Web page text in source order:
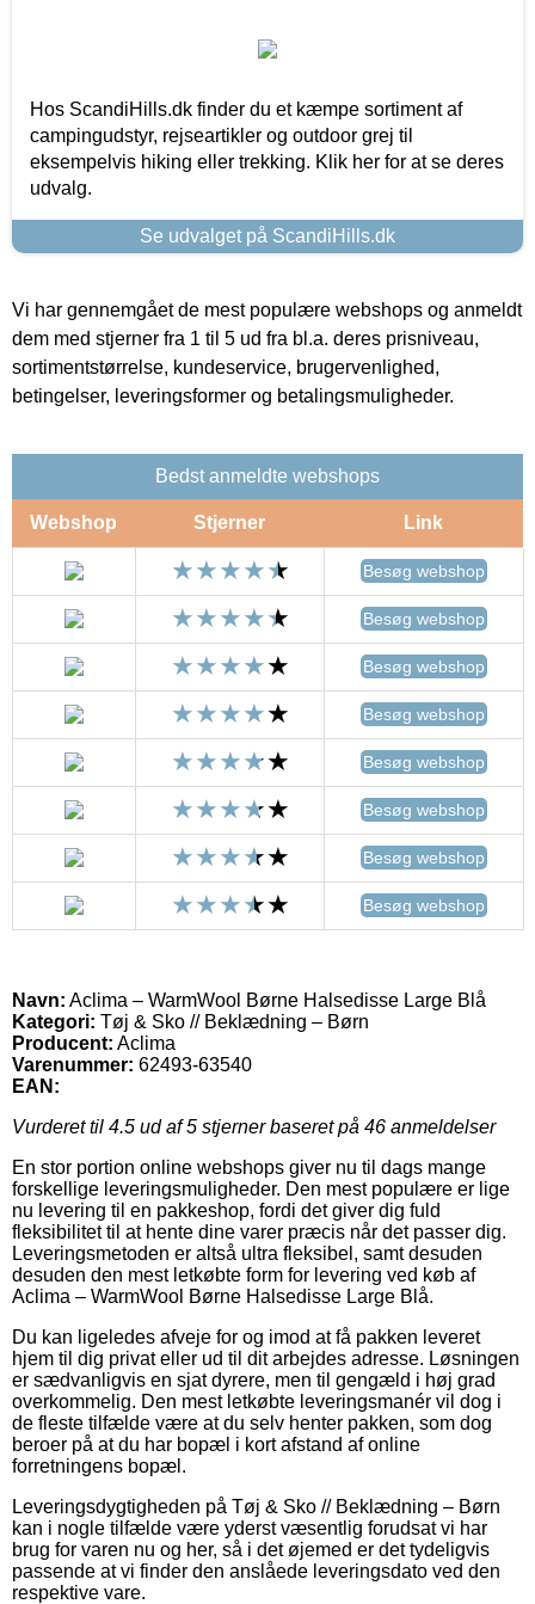
Hos ScandiHills.dk finder du et kæmpe sortiment af
campingudstyr, rejseartikler og outdoor grej til
eksempelvis hiking eller trekking. Klik her for at se deres
udvalg.
Se udvalget på ScandiHills.dk
Vi har gennemgået de mest populære webshops og anmeldt
dem med stjerner fra 1 til 5 ud fra bl.a. deres prisniveau,
sortimentstørrelse, kundeservice, brugervenlighed,
betingelser, leveringsformer og betalingsmuligheder.
Bedst anmeldte webshops
Webshop Stjerner Link
Besøg webshop
Besøg webshop
Besøg webshop
Besøg webshop
Besøg webshop
Besøg webshop
Besøg webshop
Besøg webshop
Navn: Aclima – WarmWool Børne Halsedisse Large Blå
Kategori: Tøj & Sko // Beklædning – Børn
Producent: Aclima
Varenummer: 62493-63540
EAN:
Vurderet til 4.5 ud af 5 stjerner baseret på 46 anmeldelser
En stor portion online webshops giver nu til dags mange
forskellige leveringsmuligheder. Den mest populære er lige
nu levering til en pakkeshop, fordi det giver dig fuld
fleksibilitet til at hente dine varer præcis når det passer dig.
Leveringsmetoden er altså ultra fleksibel, samt desuden
desuden den mest letkøbte form for levering ved køb af
Aclima – WarmWool Børne Halsedisse Large Blå.
Du kan ligeledes afveje for og imod at få pakken leveret
hjem til dig privat eller ud til dit arbejdes adresse. Løsningen
er sædvanligvis en sjat dyrere, men til gengæld i høj grad
overkommelig. Den mest letkøbte leveringsmanér vil dog i
de fleste tilfælde være at du selv henter pakken, som dog
beroer på at du har bopæl i kort afstand af online
forretningens bopæl.
Leveringsdygtigheden på Tøj & Sko // Beklædning – Børn
kan i nogle tilfælde være yderst væsentlig forudsat vi har
brug for varen nu og her, så i det øjemed er det tydeligvis
passende at vi finder den anslåede leveringsdato ved den
respektive vare.